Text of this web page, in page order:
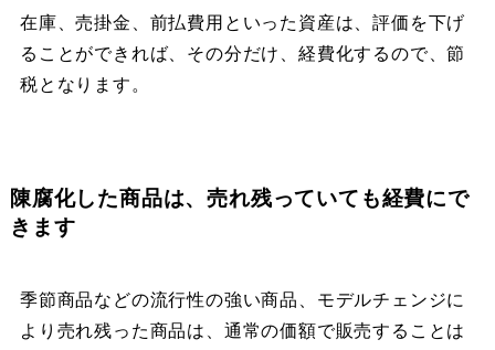
在庫、売掛金、前払費用といった資産は、評価を下げ
ることができれば、その分だけ、経費化するので、節
税となります。
陳腐化した商品は、売れ残っていても経費にで
きます
季節商品などの流行性の強い商品、モデルチェンジに
より売れ残った商品は、通常の価額で販売することは